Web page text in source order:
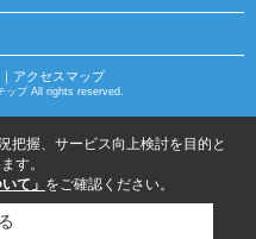
アクセスマップ
ップ All rights reserved.
把握、サービス向上検討を目的と
す。
て」 をご確認ください。